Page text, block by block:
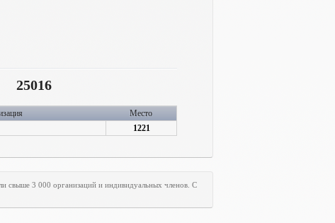
25016
Место
1221
свыше 3 000 организаций и индивидуальных членов. С